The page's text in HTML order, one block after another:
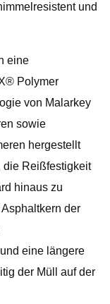
und
eine
Polymer
von Malarkey
sowie
hergestellt
die Reißfestigkeit
hinaus zu
der
eine längere
der Müll auf der